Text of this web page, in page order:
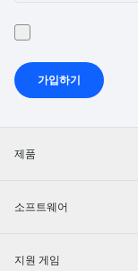
제품
소프트웨어
지원 게임
가입하기